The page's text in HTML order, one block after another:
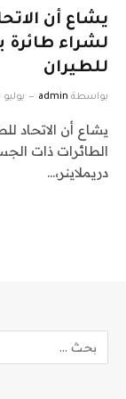
يشاع أن
للطيران
بواسطة admin يوليو 9, 2026
يشاع أن الاتحاد
دريملاينر،…